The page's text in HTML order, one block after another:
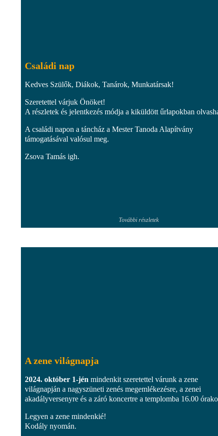
Családi nap
Kedves Szülők, Diákok, Tanárok, Munkatársak!
Szeretettel várjuk Önöket!
A részletek és jelentkezés módja a kiküldött űrlapokban
A családi napon a táncház a Mester Tanoda Alapítvány
támogatásával valósul meg.
Zsova Tamás igh.
További részletek
A zene világnapja
2024. október 1-jén mindenkit szeretettel várunk a zene
világnapján a nagyszüneti zenés megemlékezésre, a zenei
akadályversenyre és a záró koncertre a templomba 16.00
Legyen a zene mindenkié!
Kodály nyomán.